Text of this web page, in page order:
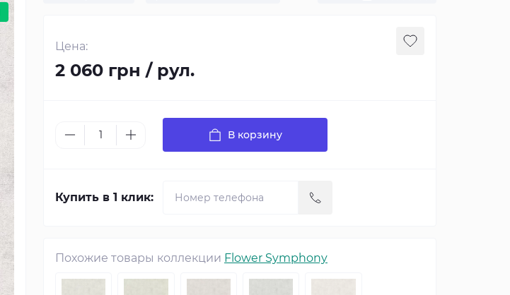
Цена:
2 060 грн / рул.
В корзину
Купить в 1 клик:
Похожие товары коллекции Flower Symphony